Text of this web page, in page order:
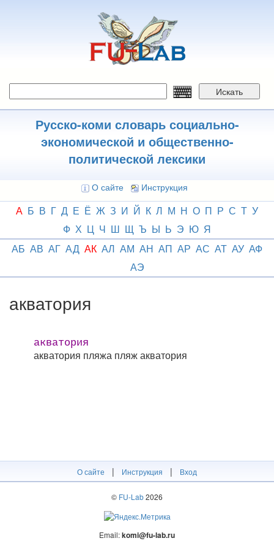
Искать
Русско-коми словарь социально-
экономической и общественно-
политической лексики
О сайте Инструкция
А Б В Г Д Е Ё Ж З И Й К Л М Н О П Р С Т У
Ф Х Ц Ч Ш Щ Ъ Ы Ь Э Ю Я
АБ АВ АГ АД АК АЛ АМ АН АП АР АС АТ АУ АФ
АЭ
акватория
акватория
акватория пляжа пляж акватория
О сайте | Инструкция | Вход
© FU-Lab2026
Email:komi@fu-lab.ru